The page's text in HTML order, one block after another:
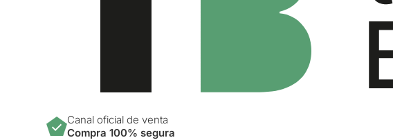
Canal oficial de venta
Compra 100% segura